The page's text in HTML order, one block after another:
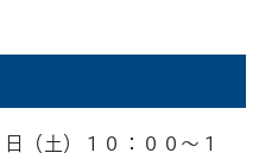
（土）１０：００～１